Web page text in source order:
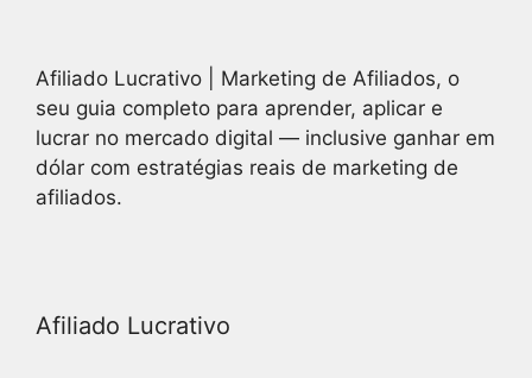
Afiliado Lucrativo | Marketing de Afiliados, o
seu guia completo para aprender, aplicar e
lucrar no mercado digital — inclusive ganhar em
dólar com estratégias reais de marketing de
afiliados.
Afiliado Lucrativo